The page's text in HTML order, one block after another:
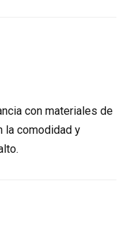
con materiales de
la comodidad y